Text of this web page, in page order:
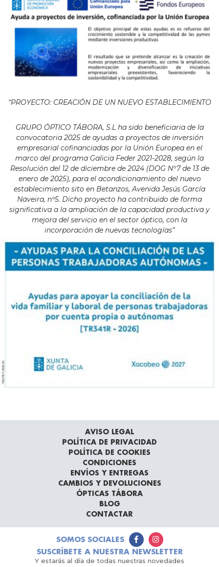
“PROYECTO: CREACIÓN DE UN NUEVO ESTABLECIMIENTO
GRUPO ÓPTICO TÁBORA, S.L ha sido beneficiaria de la
convocatoria 2025 de ayudas a proyectos de inversión
empresarial cofinanciadas por la Unión Europea en el
marco del programa Galicia Feder 2021-2028, según la
Resolución del 12 de diciembre de 2024 (DOG Nº7 de 13 de
enero de 2025), para el acondicionamiento del nuevo
establecimiento sito en Betanzos, Avenida Jesús García
Naveira, nº5. Dicho proyecto ha contribuido de forma
significativa a la ampliación de la capacidad productiva y
mejora del servicio en el sector óptico, con la
incorporación de nuevas tecnologías”
AVISO LEGAL
POLÍTICA DE PRIVACIDAD
POLÍTICA DE COOKIES
CONDICIONES
ENVÍOS Y ENTREGAS
CAMBIOS Y DEVOLUCIONES
ÓPTICAS TÁBORA
BLOG
CONTACTAR
SOMOS SOCIALES
SUSCRÍBETE A NUESTRA NEWSLETTER
Y estarás al día de todas nuestras novedades